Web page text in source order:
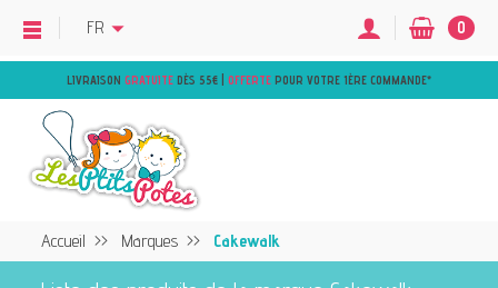
LIVRAISON GRATUITE DÈS 55€ | OFFERTE POUR VOTRE 1ÈRE COMMANDE*
FR 0
Accueil Marques Cakewalk